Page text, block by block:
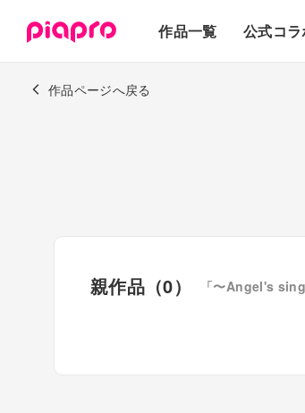
作品一覧
3Dモデル
公式コラ
作品ページへ戻る
親作品（0） 「〜Angel's